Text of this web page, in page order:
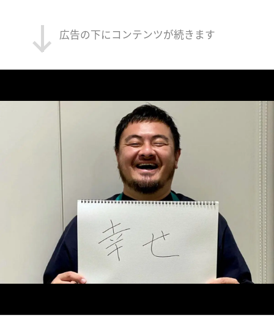
広告の下にコンテンツが続きます